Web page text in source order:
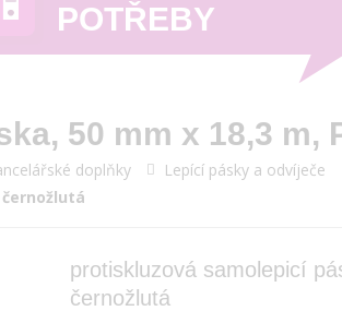
POTŘEBY
50 mm x 18,3 m,
doplňky
Lepící pásky a odvíječe
protiskluzová samolepicí
černožlutá